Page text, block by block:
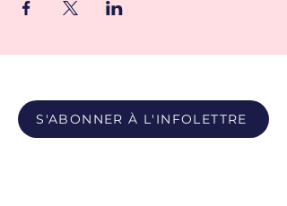
S'ABONNER À L'INFOLETTRE